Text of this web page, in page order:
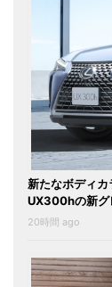
新たなボディ
UX300hの新グ
20時間 ago